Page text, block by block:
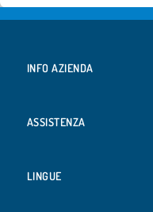
INFO AZIENDA
ASSISTENZA
LINGUE